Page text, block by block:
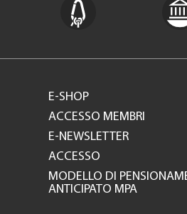
E-SHOP
ACCESSO MEMBRI
E-NEWSLETTER
ACCESSO
MODELLO DI
ANTICIPATO MPA